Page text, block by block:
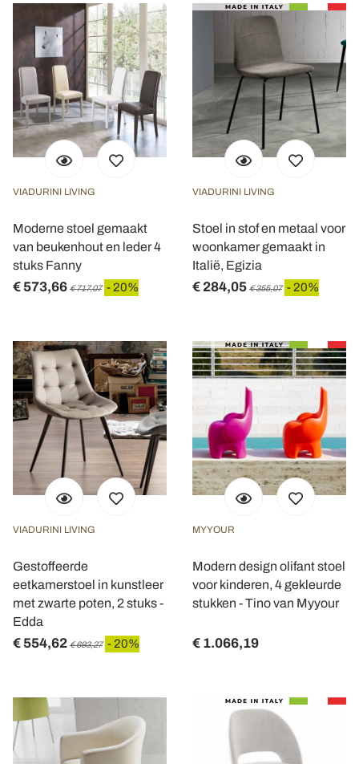
VIADURINI LIVING
Moderne stoel gemaakt
van beukenhout en leder 4
stuks Fanny
€ 573,66 € 717,07 - 20%
VIADURINI LIVING
Stoel in stof en metaal voor
woonkamer gemaakt in
Italië, Egizia
€ 284,05 € 355,07 - 20%
VIADURINI LIVING
Gestoffeerde
eetkamerstoel in kunstleer
met zwarte poten, 2 stuks -
Edda
€ 554,62 € 693,27 - 20%
MYYOUR
Modern design olifant stoel
voor kinderen, 4 gekleurde
stukken - Tino van Myyour
€ 1.066,19